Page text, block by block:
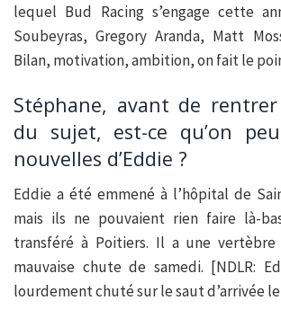
lequel Bud Racing s’engage cette
Soubeyras, Gregory Aranda, Matt
Bilan, motivation, ambition, on fait le
Stéphane, avant de
du sujet, est-ce qu’on
nouvelles d’Eddie ?
Eddie a été emmené à l’hôpital de
mais ils ne pouvaient rien faire là-
transféré à Poitiers. Il a une vertèbre
mauvaise chute de samedi. [NDLR:
lourdement chuté sur le saut d’arrivée